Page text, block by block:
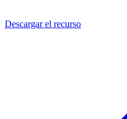
Descargar el recurso